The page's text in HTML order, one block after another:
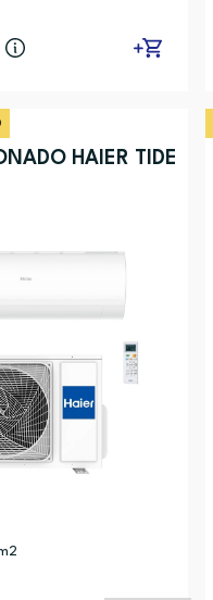
HAIER TIDE